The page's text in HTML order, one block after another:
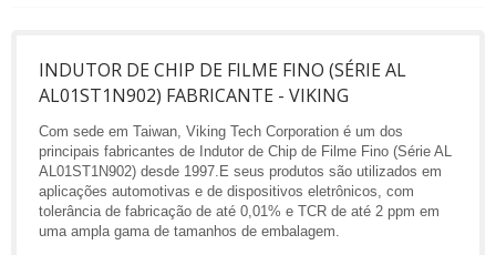
INDUTOR DE CHIP DE FILME FINO (SÉRIE AL
AL01ST1N902) FABRICANTE - VIKING
Com sede em Taiwan, Viking Tech Corporation é um dos
principais fabricantes de Indutor de Chip de Filme Fino (Série AL
AL01ST1N902) desde 1997.E seus produtos são utilizados em
aplicações automotivas e de dispositivos eletrônicos, com
tolerância de fabricação de até 0,01% e TCR de até 2 ppm em
uma ampla gama de tamanhos de embalagem.